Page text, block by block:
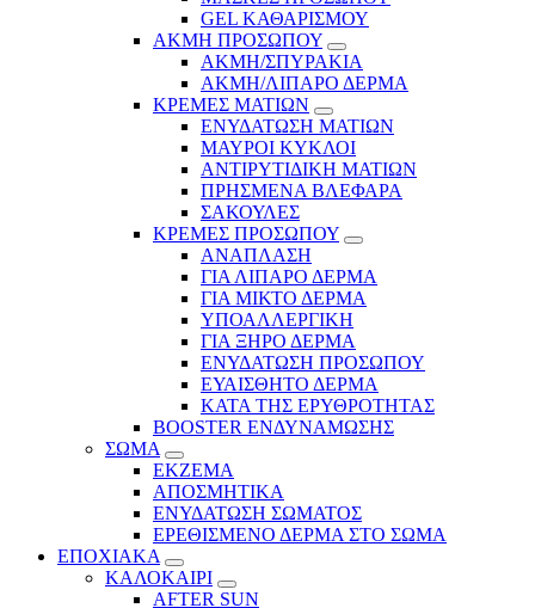
GEL ΚΑΘΑΡΙΣΜΟΥ
ΑΚΜΗ ΠΡΟΣΩΠΟΥ
ΑΚΜΗ/ΣΠΥΡΑΚΙΑ
ΑΚΜΗ/ΛΙΠΑΡΟ ΔΕΡΜΑ
ΚΡΕΜΕΣ ΜΑΤΙΩΝ
ΕΝΥΔΑΤΩΣΗ ΜΑΤΙΩΝ
ΜΑΥΡΟΙ ΚΥΚΛΟΙ
ΑΝΤΙΡΥΤΙΔΙΚΗ ΜΑΤΙΩΝ
ΠΡΗΣΜΕΝΑ ΒΛΕΦΑΡΑ
ΣΑΚΟΥΛΕΣ
ΚΡΕΜΕΣ ΠΡΟΣΩΠΟΥ
ΑΝΑΠΛΑΣΗ
ΓΙΑ ΛΙΠΑΡΟ ΔΕΡΜΑ
ΓΙΑ ΜΙΚΤΟ ΔΕΡΜΑ
ΥΠΟΑΛΛΕΡΓΙΚΗ
ΓΙΑ ΞΗΡΟ ΔΕΡΜΑ
ΕΝΥΔΑΤΩΣΗ ΠΡΟΣΩΠΟΥ
ΕΥΑΙΣΘΗΤΟ ΔΕΡΜΑ
ΚΑΤΑ ΤΗΣ ΕΡΥΘΡΟΤΗΤΑΣ
BOOSTER ΕΝΔΥΝΑΜΩΣΗΣ
ΣΩΜΑ
ΕΚΖΕΜΑ
ΑΠΟΣΜΗΤΙΚΑ
ΕΝΥΔΑΤΩΣΗ ΣΩΜΑΤΟΣ
ΕΡΕΘΙΣΜΕΝΟ ΔΕΡΜΑ ΣΤΟ ΣΩΜΑ
ΕΠΟΧΙΑΚΑ
ΚΑΛΟΚΑΙΡΙ
AFTER SUN